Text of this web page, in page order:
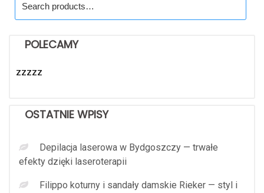
for:
POLECAMY
zzzzz
OSTATNIE WPISY
Depilacja laserowa w Bydgoszczy — trwałe
efekty dzięki laseroterapii
Filippo koturny i sandały damskie Rieker — styl i